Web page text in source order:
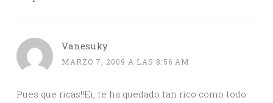
Vanesuky
MARZO 7, 2009 A LAS 8:56 AM
Pues que ricas!!Ei, te ha quedado tan rico como todo